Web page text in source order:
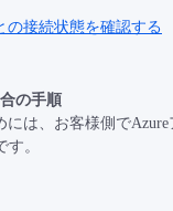
の接続状態を確認する
の手順
には、お客様側で
。